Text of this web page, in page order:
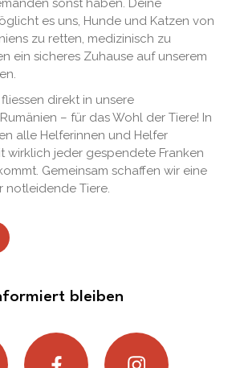
sonst haben. Deine
es uns, Hunde und Katzen von
zu retten, medizinisch zu
ein sicheres Zuhause auf unserem
fliessen direkt in unsere
– für das Wohl der Tiere! In
alle Helferinnen und Helfer
wirklich jeder gespendete Franken
Gemeinsam schaffen wir eine
notleidende Tiere.
bleiben